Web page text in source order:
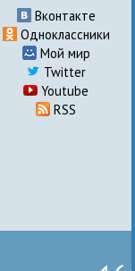
Вконтакте
Одноклассники
Мой мир
Twitter
Youtube
RSS